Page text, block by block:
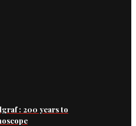
: 200 years to